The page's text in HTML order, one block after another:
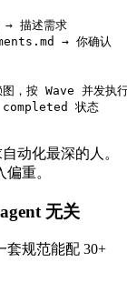
描述需求
→ 你确认
，按 Wave 并发执
状态
动化最深的人。
重。
无关
套规范能配 30+